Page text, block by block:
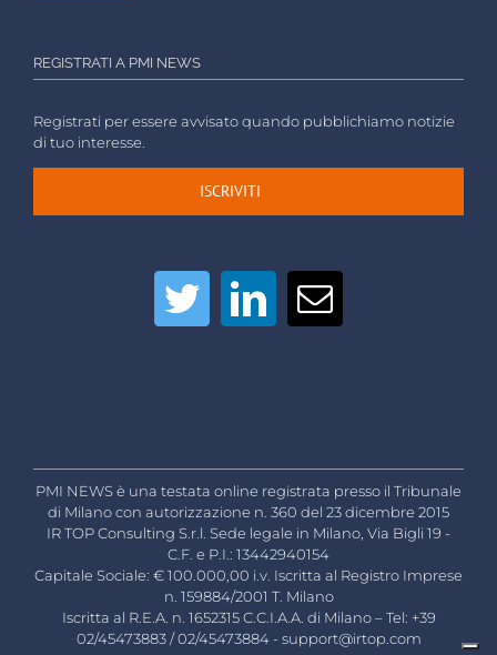
REGISTRATI A PMI NEWS
Registrati per essere avvisato quando pubblichiamo notizie
di tuo interesse.
ISCRIVITI
PMI NEWS è una testata online registrata presso il Tribunale
di Milano con autorizzazione n. 360 del 23 dicembre 2015
IR TOP Consulting S.r.l. Sede legale in Milano, Via Bigli 19 -
C.F. e P.I.: 13442940154
Capitale Sociale: € 100.000,00 i.v. Iscritta al Registro Imprese
n. 159884/2001 T. Milano
Iscritta al R.E.A. n. 1652315 C.C.I.A.A. di Milano – Tel: +39
02/45473883 / 02/45473884 - support@irtop.com